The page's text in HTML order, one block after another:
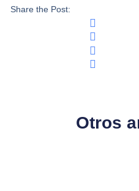
Share the Post:
Otros